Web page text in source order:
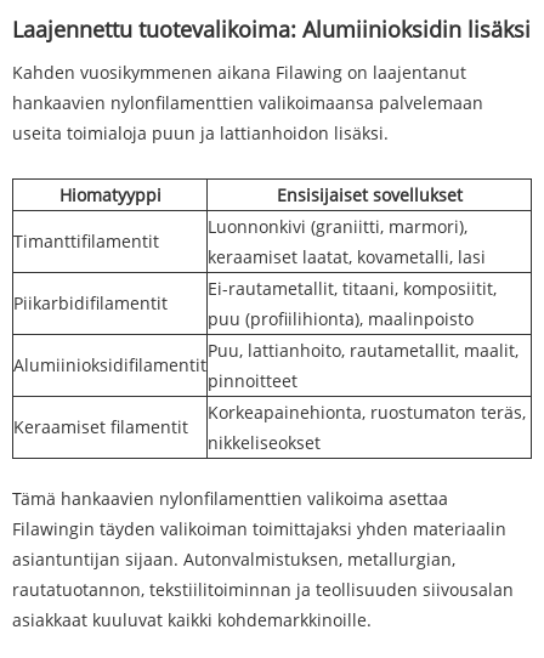
Laajennettu tuotevalikoima: Alumiinioksidin lisäksi
Kahden vuosikymmenen aikana Filawing on laajentanut
hankaavien nylonfilamenttien valikoimaansa palvelemaan
useita toimialoja puun ja lattianhoidon lisäksi.
Hiomatyyppi
Ensisijaiset sovellukset
Timanttifilamentit
Luonnonkivi (graniitti, marmori),
keraamiset laatat, kovametalli, lasi
Piikarbidifilamentit
Ei-rautametallit, titaani, komposiitit,
puu (profiilihionta), maalinpoisto
Alumiinioksidifilamentit
Puu, lattianhoito, rautametallit, maalit,
pinnoitteet
Keraamiset filamentit
Korkeapainehionta, ruostumaton teräs,
nikkeliseokset
Tämä hankaavien nylonfilamenttien valikoima asettaa
Filawingin täyden valikoiman toimittajaksi yhden materiaalin
asiantuntijan sijaan. Autonvalmistuksen, metallurgian,
rautatuotannon, tekstiilitoiminnan ja teollisuuden siivousalan
asiakkaat kuuluvat kaikki kohdemarkkinoille.